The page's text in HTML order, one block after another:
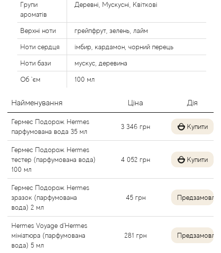
Групи
ароматів
Деревні, Мускусні, Квіткові
Верхні ноти грейпфрут, зелень, лайм
Ноти сердця імбир, кардамон, чорний перець
Ноти бази мускус, деревина
Об `єм 100 мл
Найменування Ціна Дія
Гермес Подорож Hermes
парфумована вода 35 мл
3 346 грн Купити
Гермес Подорож Hermes
тестер (парфумована вода)
100 мл
4 052 грн Купити
Гермес Подорож Hermes
зразок (парфумована
вода) 2 мл
45 грн
Hermes Voyage d'Hermes
мініатюра (парфумована
вода) 5 мл
281 грн
Aigner
Aj Arabia (Widian)
Ajmal
Al Haramain
Al Jazeera
Alaia Paris
Alexander McQueen
Alexandre Barthet
Alexandre J
Alfred Dunhill